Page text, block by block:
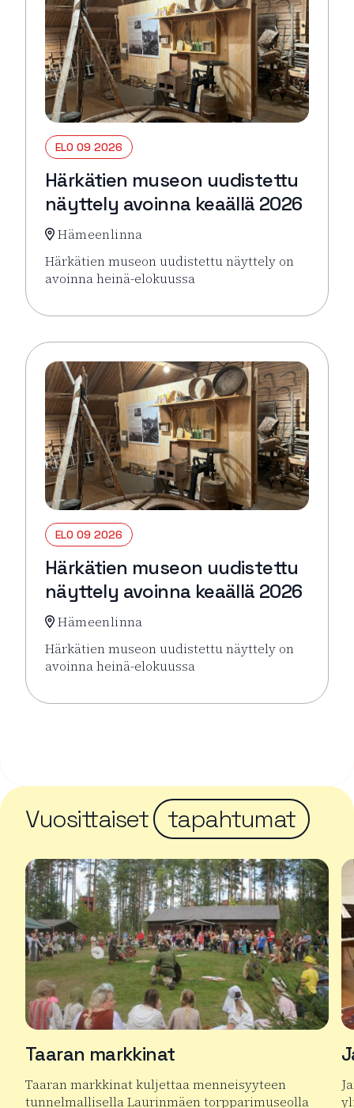
ELO 09 2026
Härkätien museon uudistettu
näyttely avoinna keaällä 2026
Hämeenlinna
Härkätien museon uudistettu näyttely on
avoinna heinä-elokuussa
Lue lisää tapahtumasta Härkätien museon
ELO 09 2026
Härkätien museon uudistettu
näyttely avoinna keaällä 2026
Hämeenlinna
Härkätien museon uudistettu näyttely on
avoinna heinä-elokuussa
Lue lisää tapahtumasta Härkätien museon
Vuosittaiset tapahtumat
Taaran markkinat
Taaran markkinat kuljettaa menneisyyteen
tunnelmallisella Laurinmäen torpparimuseolla